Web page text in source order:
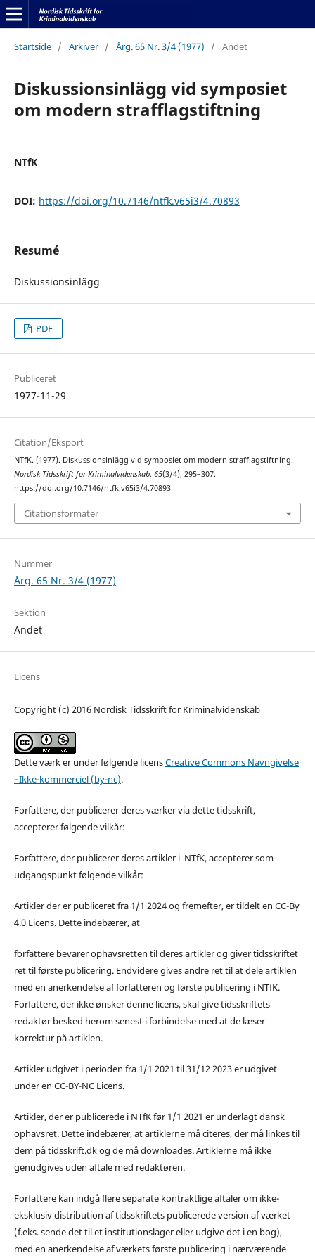
Startside / Arkiver / Årg. 65 Nr. 3/4 (1977) / Andet
Diskussionsinlägg vid symposiet
om modern strafflagstiftning
NTfK
DOI: https://doi.org/10.7146/ntfk.v65i3/4.70893
Resumé
Diskussionsinlägg
PDF
Publiceret
1977-11-29
Citation/Eksport
NTfK. (1977). Diskussionsinlägg vid symposiet om modern strafflagstiftning.
Nordisk Tidsskrift for Kriminalvidenskab, 65(3/4), 295–307.
https://doi.org/10.7146/ntfk.v65i3/4.70893
Citationsformater
Nummer
Årg. 65 Nr. 3/4 (1977)
Sektion
Andet
Licens
Copyright (c) 2016 Nordisk Tidsskrift for Kriminalvidenskab
Dette værk er under følgende licensCreative Commons Navngivelse
–Ikke-kommerciel (by-nc).
Forfattere, der publicerer deres værker via dette tidsskrift,
accepterer følgende vilkår:
Forfattere, der publicerer deres artikler i NTfK, accepterer som
udgangspunkt følgende vilkår:
Artikler der er publiceret fra 1/1 2024 og fremefter, er tildelt en CC-By
4.0 Licens. Dette indebærer, at
forfattere bevarer ophavsretten til deres artikler og giver tidsskriftet
ret til første publicering. Endvidere gives andre ret til at dele artiklen
med en anerkendelse af forfatteren og første publicering i NTfK.
Forfattere, der ikke ønsker denne licens, skal give tidsskriftets
redaktør besked herom senest i forbindelse med at de læser
korrektur på artiklen.
Artikler udgivet i perioden fra 1/1 2021 til 31/12 2023 er udgivet
under en CC-BY-NC Licens.
Artikler, der er publicerede i NTfK før 1/1 2021 er underlagt dansk
ophavsret. Dette indebærer, at artiklerne må citeres, der må linkes til
dem på tidsskrift.dk og de må downloades. Artiklerne må ikke
genudgives uden aftale med redaktøren.
Forfattere kan indgå flere separate kontraktlige aftaler om ikke-
eksklusiv distribution af tidsskriftets publicerede version af værket
(f.eks. sende det til et institutionslager eller udgive det i en bog),
med en anerkendelse af værkets første publicering i nærværende